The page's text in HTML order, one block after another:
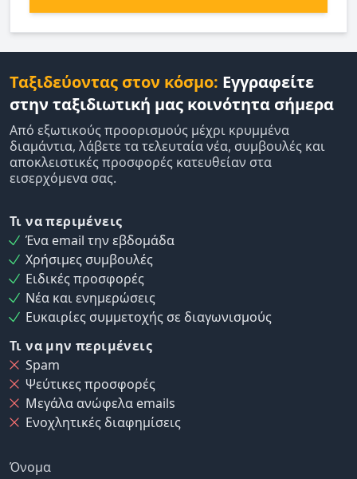
Ταξιδεύοντας στον κόσμο: Εγγραφείτε
στην ταξιδιωτική μας κοινότητα σήμερα
Από εξωτικούς προορισμούς μέχρι κρυμμένα
διαμάντια, λάβετε τα τελευταία νέα, συμβουλές και
αποκλειστικές προσφορές κατευθείαν στα
εισερχόμενα σας.
Τι να περιμένεις
Ένα email την εβδομάδα
Χρήσιμες συμβουλές
Ειδικές προσφορές
Νέα και ενημερώσεις
Ευκαιρίες συμμετοχής σε διαγωνισμούς
Τι να μην περιμένεις
Spam
Ψεύτικες προσφορές
Μεγάλα ανώφελα emails
Ενοχλητικές διαφημίσεις
Όνομα